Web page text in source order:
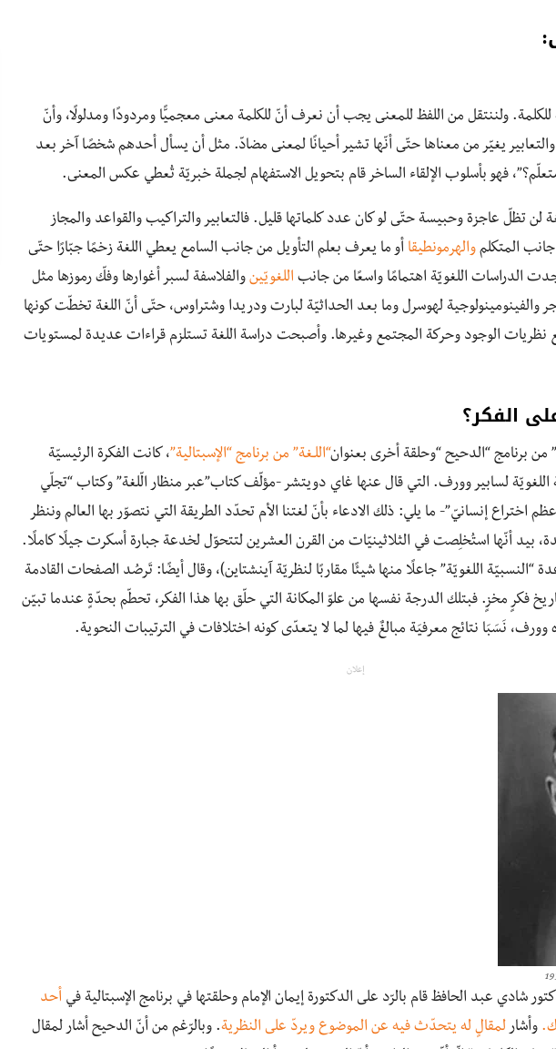
للكلمة. ولننتقل من اللفظ للمعنى يجب أن نعرف أنّ للكلمة معنى معجميًّا ومردودًا ومدلولًا، وأنّ
يغيّر من معناها حتّى أنّها تشير أحيانًا لمعنى مضادّ. مثل أن يسأل أحدهم شخصًا آخر بعد
فهو بأسلوب الإلقاء الساخر قام بتحويل الاستفهام لجملة خبريّة تُعطي عكس المعنى.
لن تظلّ عاجزة وحبيسة حتّى لو كان عدد كلماتها قليل. فالتعابير والتراكيب والقواعد والمجاز
المتكلم والهرمونطيقا أو ما يعرف بعلم التأويل من جانب السامع يعطي اللغة زخمًا جبّارًا حتّى
الدراسات اللغويّة اهتمامًا واسعًا من جانب اللغويّين والفلاسفة لسبر أغوارها وفكّ رموزها مثل
والفينومينولوجية لهوسرل وما بعد الحداثيّة لبارت ودريدا وشتراوس، حتّى أنّ اللغة تخطّت كونها
نظريات الوجود وحركة المجتمع وغيرها. وأصبحت دراسة اللغة تستلزم قراءات عديدة لمستويات
الفكر؟
” من برنامج “الدحيح “وحلقة أخرى بعنوان“اللـغة” من برنامج “الإسبتالية”، كانت الفكرة الرئيسيّة
لسابير وورف. التي قال عنها غاي دويتشر -مؤلّف كتاب”عبر منظار الّلغة” وكتاب “تجلّي
اختراع إنسانيّ”- ما يلي: ذلك الادعاء بأنّ لغتنا الأم تحدّد الطريقة التي نتصوّر بها العالم وننظر
بيد أنّها استُخلِصت في الثلاثينيّات من القرن العشرين لتتحوّل لخدعة جبارة أسكرت جيلًا كاملًا.
“النسبيّة اللغويّة” جاعلًا منها شيئًا مقاربًا لنظريّة آينشتاين)، وقال أيضًا: تَرصُد الصفحات القادمة
فكرٍ مخزٍ. فبتلك الدرجة نفسها من علوّ المكانة التي حلّق بها هذا الفكر، تحطّم بحدّةٍ عندما تبيّن
نَسَبَا نتائج معرفيَة مبالغٌ فيها لما لا يتعدّى كونه اختلافات في الترتيبات النحوية.
إعلان
شادي عبد الحافظ قام بالرّد على الدكتورة إيمان الإمام وحلقتها في برنامج الإسبتالية في أحد
وأشار لمقالٍ له يتحدّث فيه عن الموضوع ويردّ على النظرية. وبالرّغم من أنّ الدحيح أشار لمقال